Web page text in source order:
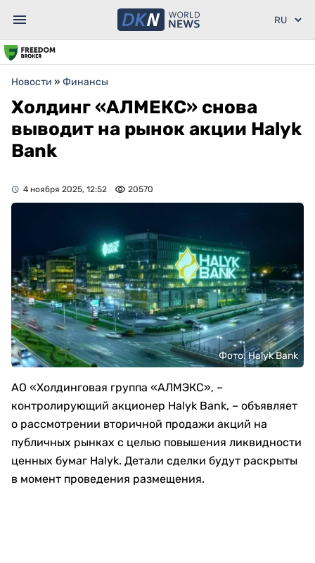
Новости » Финансы
Холдинг «АЛМЕКС» снова
выводит на рынок акции Halyk
Bank
4 ноября 2025, 12:52 20570
Фото: Halyk Bank
АО «Холдинговая группа «АЛМЭКС», –
контролирующий акционер Halyk Bank, – объявляет
о рассмотрении вторичной продажи акций на
публичных рынках с целью повышения ликвидности
ценных бумаг Halyk. Детали сделки будут раскрыты
в момент проведения размещения.